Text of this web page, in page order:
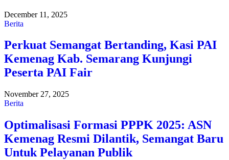
December 11, 2025
Berita
Perkuat Semangat Bertanding, Kasi PAI
Kemenag Kab. Semarang Kunjungi
Peserta PAI Fair
November 27, 2025
Berita
Optimalisasi Formasi PPPK 2025: ASN
Kemenag Resmi Dilantik, Semangat Baru
Untuk Pelayanan Publik